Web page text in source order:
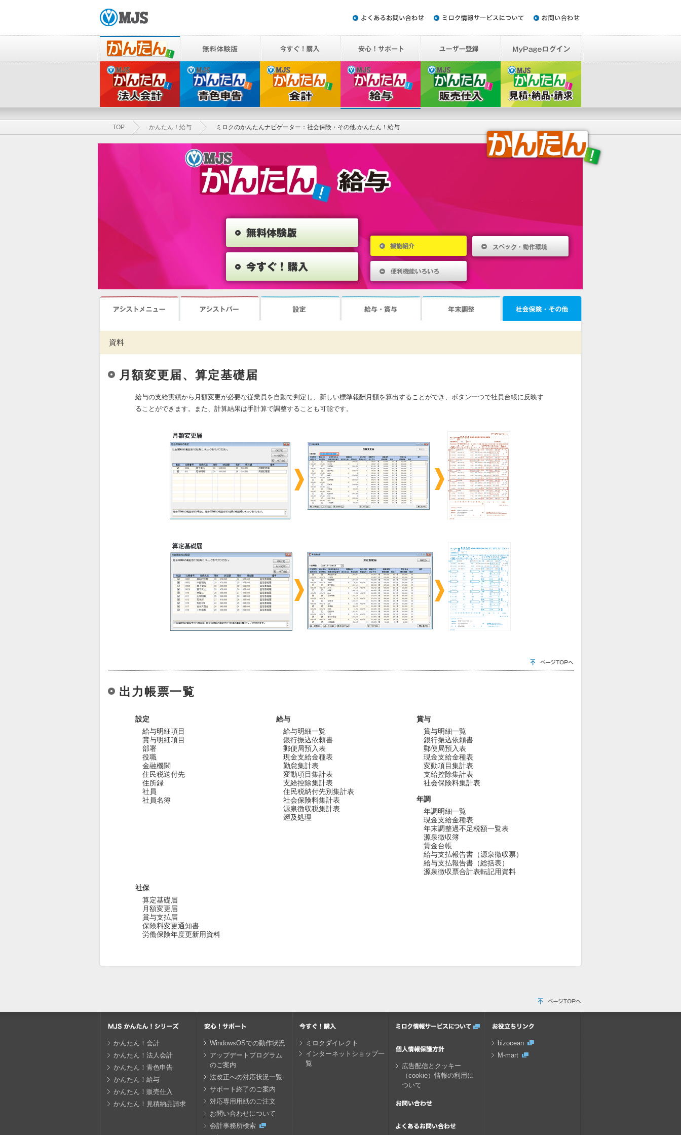
TOP かんたん！給与 ミロクのかんたんナビゲーター：社会保険・その他 かんたん！給与
資料
月額変更届、算定基礎届
給与の支給実績から月額変更が必要な従業員を自動で判定し、新しい標準報酬月額を算出することができ、ボタン一つで社員台帳に反映す
ることができます。また、計算結果は手計算で調整することも可能です。
出力帳票一覧
設定
給与明細項目
賞与明細項目
部署
役職
金融機関
住民税送付先
住所録
社員
社員名簿
給与
給与明細一覧
銀行振込依頼書
郵便局預入表
現金支給金種表
勤怠集計表
変動項目集計表
支給控除集計表
住民税納付先別集計表
社会保険料集計表
源泉徴収税集計表
遡及処理
賞与
賞与明細一覧
銀行振込依頼書
郵便局預入表
現金支給金種表
変動項目集計表
支給控除集計表
社会保険料集計表
年調
年調明細一覧
現金支給金種表
年末調整過不足税額一覧表
源泉徴収簿
賃金台帳
給与支払報告書（源泉徴収票）
給与支払報告書（総括表）
源泉徴収票合計表転記用資料
社保
算定基礎届
月額変更届
賞与支払届
保険料変更通知書
労働保険年度更新用資料
かんたん！会計
かんたん！法人会計
かんたん！青色申告
かんたん！給与
かんたん！販売仕入
かんたん！見積納品請求
WindowsOSでの動作状況
アップデートプログラム
のご案内
法改正への対応状況一覧
サポート終了のご案内
対応専用用紙のご注文
お問い合わせについて
会計事務所検索
ミロクダイレクト
インターネットショップ一
覧
広告配信とクッキー
（cookie）情報の利用に
ついて
bizocean
M-mart